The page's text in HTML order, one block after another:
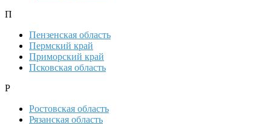
П
Пензенская область
Пермский край
Приморский край
Псковская область
Р
Ростовская область
Рязанская область